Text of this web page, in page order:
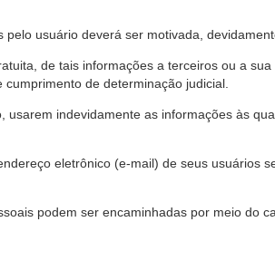
usuário deverá ser motivada,
de tais informações a terceiros ou a
de determinação judicial.
indevidamente as informações às
eletrônico (e-mail) de seus usuários
podem ser encaminhadas por meio do